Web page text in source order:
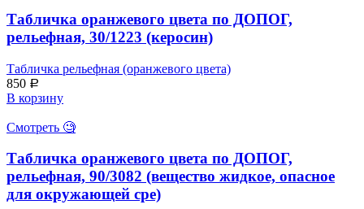
Табличка оранжевого цвета по ДОПОГ,
рельефная, 30/1223 (керосин)
Табличка рельефная (оранжевого цвета)
850 Р
В корзину
Смотреть 🧐
Табличка оранжевого цвета по ДОПОГ,
рельефная, 90/3082 (вещество жидкое, опасное
для окружающей сре)